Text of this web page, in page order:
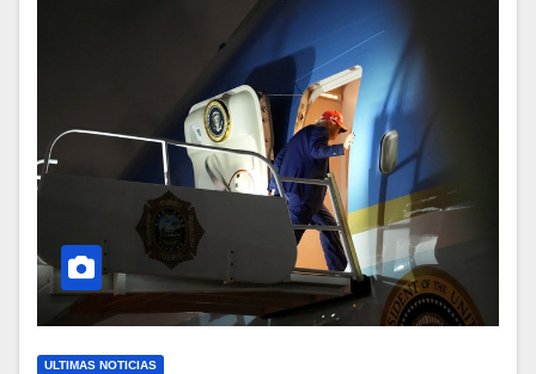
ULTIMAS NOTICIAS